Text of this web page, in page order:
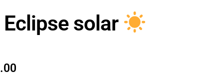
Eclipse solar